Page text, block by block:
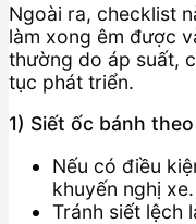
Ngoài ra, checklist
làm xong êm được
thường do áp suất,
tục phát triển.
1) Siết ốc bánh
Nếu có điều
khuyến nghị xe.
Tránh siết lệch